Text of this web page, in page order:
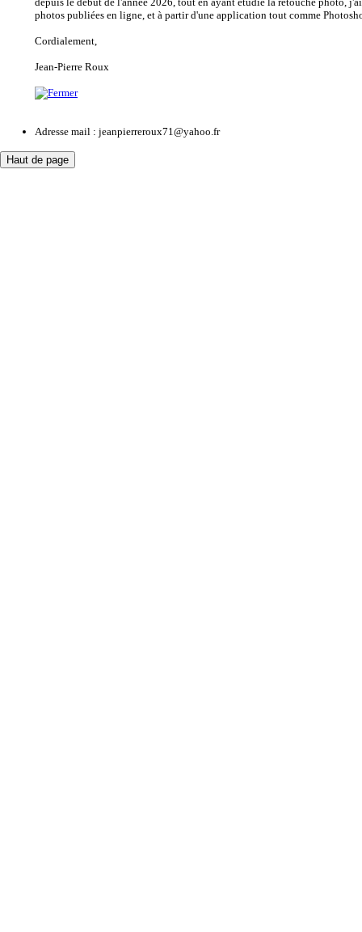
photos publiées en ligne, et à partir d'une application tout comme
Cordialement,
Jean-Pierre Roux
Adresse mail : jeanpierreroux71@yahoo.fr
Haut de page